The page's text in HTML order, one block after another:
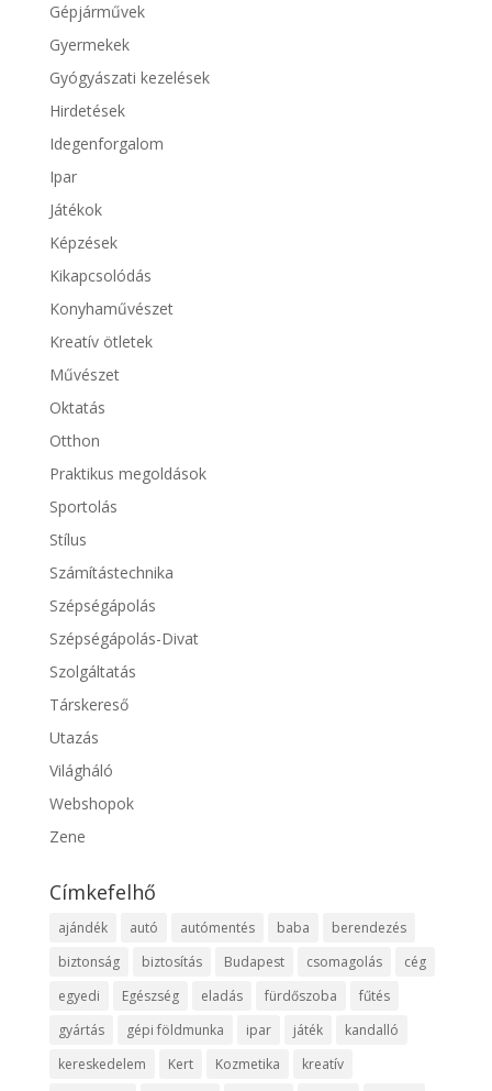
Gépjárművek
Gyermekek
Gyógyászati kezelések
Hirdetések
Idegenforgalom
Ipar
Játékok
Képzések
Kikapcsolódás
Konyhaművészet
Kreatív ötletek
Művészet
Oktatás
Otthon
Praktikus megoldások
Sportolás
Stílus
Számítástechnika
Szépségápolás
Szépségápolás-Divat
Szolgáltatás
Társkereső
Utazás
Világháló
Webshopok
Zene
Címkefelhő
ajándék autó autómentés baba
berendezés
biztonság
biztosítás Budapest csomagolás
cég
egyedi
Egészség eladás fürdőszoba
fűtés
gyártás
gépi földmunka ipar játék
kandalló
kereskedelem
Kert Kozmetika
kreatív